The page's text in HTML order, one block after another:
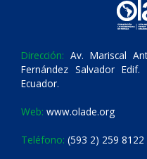
Dirección: Av. Mariscal
Fernández Salvador
Ecuador.
Web: www.olade.org
Teléfono: (593 2) 259